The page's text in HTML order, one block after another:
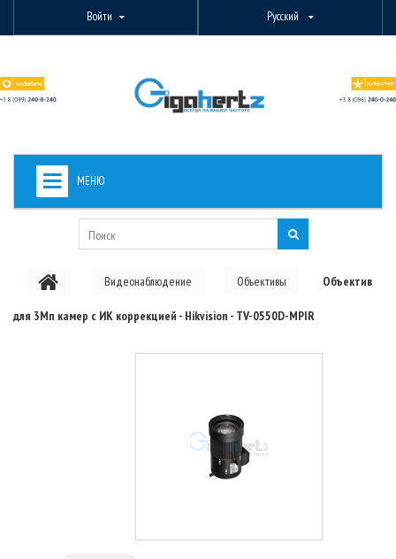
Войти Русский
МЕНЮ
PON ОБОРУДОВАНИЕ
Видеонаблюдение Объективы Объектив
для 3Мп камер с ИК коррекцией - Hikvision - TV-0550D-MPIR